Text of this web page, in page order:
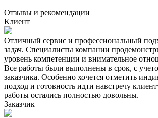
Отзывы и рекомендации
Клиент
Отличный сервис и профессиональный
задач. Специалисты компании
уровень компетенции и внимательное
Все работы были выполнены в срок, с
заказчика. Особенно хочется отметить
подход и готовность идти навстречу
работы остались полностью довольны.
Заказчик